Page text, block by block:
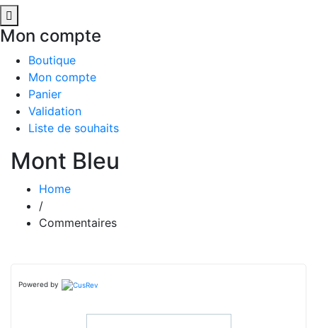
Mon compte
Boutique
Mon compte
Panier
Validation
Liste de souhaits
Mont Bleu
Home
/
Commentaires
Powered by